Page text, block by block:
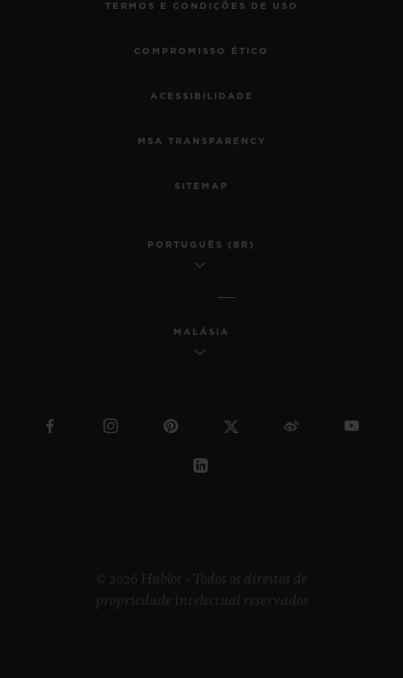
TERMOS E CONDIÇÕES DE USO
COMPROMISSO ÉTICO
ACESSIBILIDADE
MSA TRANSPARENCY
SITEMAP
PORTUGUÊS (BR)
MALÁSIA
© 2026 Hublot - Todos os direitos de
propriedade intelectual reservados